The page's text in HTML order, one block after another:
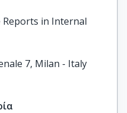
Reports in Internal
7, Milan - Italy